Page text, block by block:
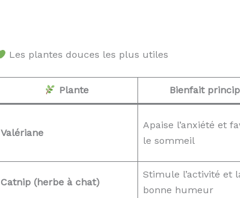
Les plantes douces les plus utiles
Plante Bienfait
Valériane
Apaise l’anxiété et
le sommeil
Catnip (herbe à chat)
Stimule l’activité et
bonne humeur